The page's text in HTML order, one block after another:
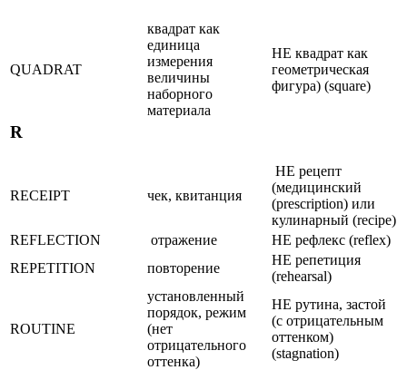
QUADRAT
квадрат как
единица
измерения
величины
наборного
материала
НЕ квадрат как
геометрическая
фигура) (square)
R
RECEIPT чек, квитанция
НЕ рецепт
(медицинский
(prescription) или
кулинарный (recipe)
REFLECTION
отражение
НЕ рефлекс (reflex)
REPETITION
повторение
НЕ репетиция
(rehearsal)
ROUTINE
установленный
порядок, режим
(нет
отрицательного
оттенка)
НЕ рутина, застой
(с отрицательным
оттенком)
(stagnation)